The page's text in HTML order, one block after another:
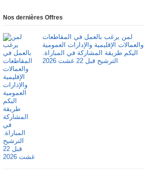
Nos dernières Offres
لمن يرغب بالعمل في المقاطعات
والعمالات الإقليمية والإدارات العمومية
اليكم طريقة المشاركة في المباراة.
الترشيح قبل 22 غشت 2026